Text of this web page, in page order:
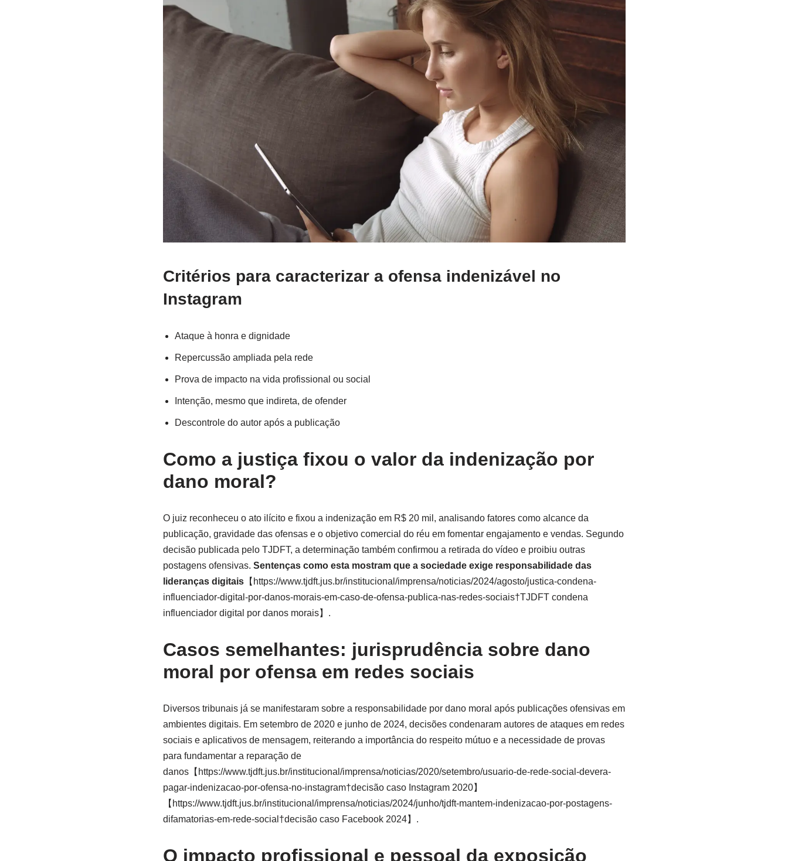
Critérios para caracterizar a ofensa indenizável no
Instagram
Ataque à honra e dignidade
Repercussão ampliada pela rede
Prova de impacto na vida profissional ou social
Intenção, mesmo que indireta, de ofender
Descontrole do autor após a publicação
Como a justiça fixou o valor da indenização por
dano moral?
O juiz reconheceu o ato ilícito e fixou a indenização em R$ 20 mil, analisando fatores como alcance da
publicação, gravidade das ofensas e o objetivo comercial do réu em fomentar engajamento e vendas. Segundo
decisão publicada pelo TJDFT, a determinação também confirmou a retirada do vídeo e proibiu outras
postagens ofensivas. Sentenças como esta mostram que a sociedade exige responsabilidade das
lideranças digitais【https://www.tjdft.jus.br/institucional/imprensa/noticias/2024/agosto/justica-condena-
influenciador-digital-por-danos-morais-em-caso-de-ofensa-publica-nas-redes-sociais†TJDFT condena
influenciador digital por danos morais】.
Casos semelhantes: jurisprudência sobre dano
moral por ofensa em redes sociais
Diversos tribunais já se manifestaram sobre a responsabilidade por dano moral após publicações ofensivas em
ambientes digitais. Em setembro de 2020 e junho de 2024, decisões condenaram autores de ataques em redes
sociais e aplicativos de mensagem, reiterando a importância do respeito mútuo e a necessidade de provas
para fundamentar a reparação de
danos【https://www.tjdft.jus.br/institucional/imprensa/noticias/2020/setembro/usuario-de-rede-social-devera-
pagar-indenizacao-por-ofensa-no-instagram†decisão caso Instagram 2020】
【https://www.tjdft.jus.br/institucional/imprensa/noticias/2024/junho/tjdft-mantem-indenizacao-por-postagens-
difamatorias-em-rede-social†decisão caso Facebook 2024】.
O impacto profissional e pessoal da exposição